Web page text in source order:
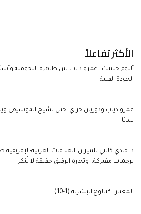
الأكثر تفاعلاً
ألبوم حبيتك : عمرو دياب بين ظاهرة النجومية
الجودة الفنية
عمرو دياب ودوريان جراي: حين تشيخ الموسيقى
شابًا
د. مادي كانتي للميزان: العلاقات العربية-
ترجمات مفبركة.. وتجارة الرقيق حقيقة لا تُنكر
المعيار.. كتالوج البشرية (1-10)